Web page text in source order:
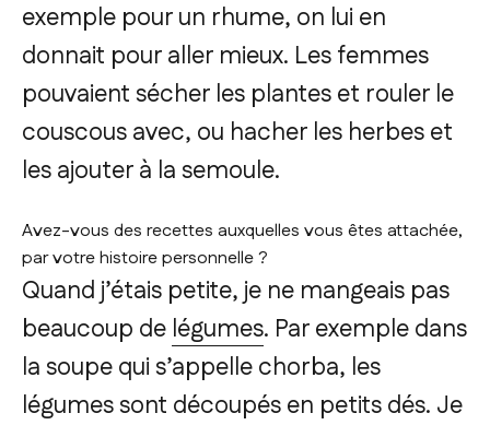
exemple pour un rhume, on lui en
donnait pour aller mieux. Les femmes
pouvaient sécher les plantes et rouler le
couscous avec, ou hacher les herbes et
les ajouter à la semoule.
Avez-vous des recettes auxquelles vous êtes attachée,
par votre histoire personnelle ?
Quand j’étais petite, je ne mangeais pas
beaucoup de légumes. Par exemple dans
la soupe qui s’appelle chorba, les
légumes sont découpés en petits dés. Je